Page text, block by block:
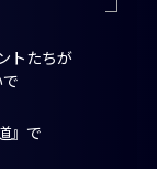
トたちが
』で